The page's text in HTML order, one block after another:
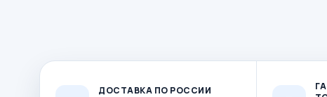
ДОСТАВКА ПО РОССИИ